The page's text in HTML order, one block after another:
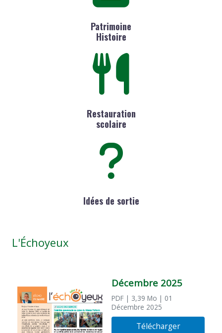
Patrimoine
Histoire
Restauration
scolaire
Idées de sortie
L'Échoyeux
Décembre 2025
PDF | 3,39 Mo | 01
Décembre 2025
Télécharger